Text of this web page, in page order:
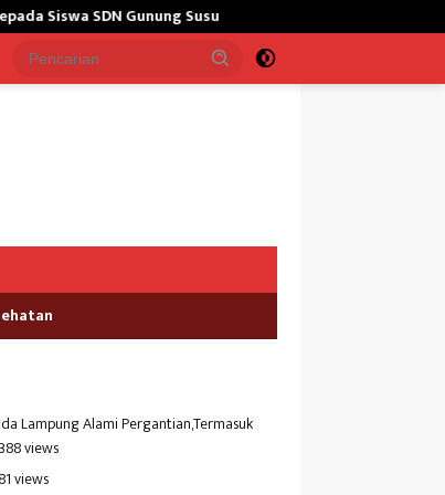
Gunung Susu Bangun Masjid,Satgas Yonarmed
Lampung Alami Pergantian,Termasuk
views
views